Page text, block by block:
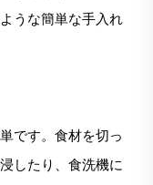
うな簡単な手入れ
です。食材を切っ
したり、食洗機に